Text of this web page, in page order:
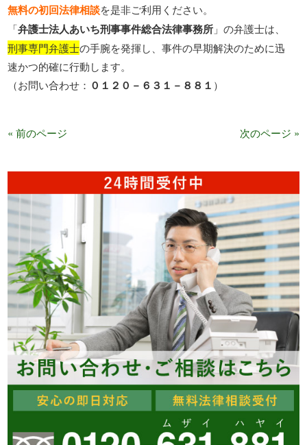
無料の初回法律相談を是非ご利用ください。
「弁護士法人あいち刑事事件総合法律事務所 」の弁護士は、
刑事専門弁護士の手腕を発揮し、事件の早期解決のために迅
速かつ的確に行動します。
（お問い合わせ： ０１２０－６３１－８８１ ）
« 前のページ 次のページ »